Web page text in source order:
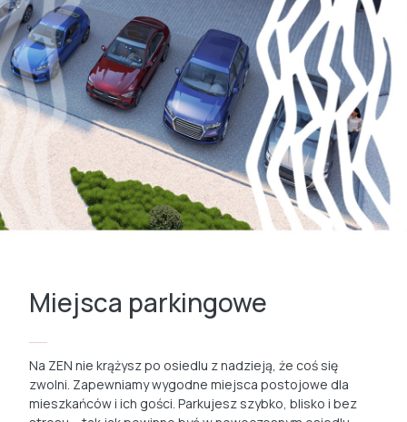
Miejsca parkingowe
Na ZEN nie krążysz po osiedlu z nadzieją, że coś się
zwolni. Zapewniamy wygodne miejsca postojowe dla
mieszkańców i ich gości. Parkujesz szybko, blisko i bez